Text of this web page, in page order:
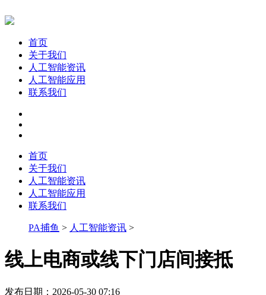
首页
关于我们
人工智能资讯
人工智能应用
联系我们
首页
关于我们
人工智能资讯
人工智能应用
联系我们
PA捕鱼 > 人工智能资讯 >
线上电商或线下门店间接抵
发布日期：2026-05-30 07:16